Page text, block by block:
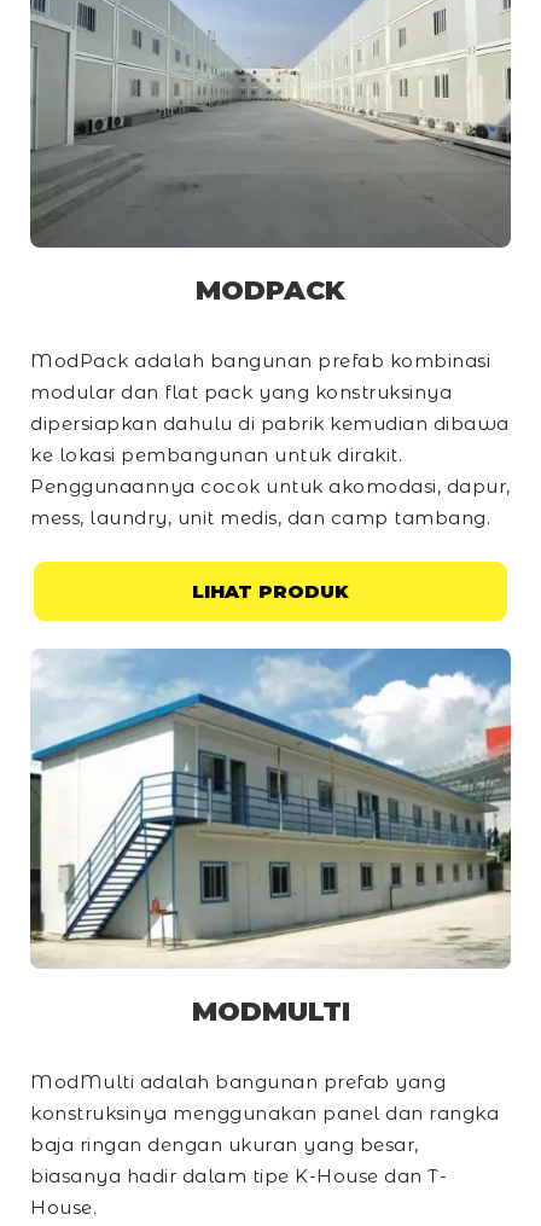
MODPACK
ModPack adalah bangunan prefab kombinasi
modular dan flat pack yang konstruksinya
dipersiapkan dahulu di pabrik kemudian dibawa
ke lokasi pembangunan untuk dirakit.
Penggunaannya cocok untuk akomodasi, dapur,
mess, laundry, unit medis, dan camp tambang.
LIHAT PRODUK
MODMULTI
ModMulti adalah bangunan prefab yang
konstruksinya menggunakan panel dan rangka
baja ringan dengan ukuran yang besar,
biasanya hadir dalam tipe K-House dan T-
House.